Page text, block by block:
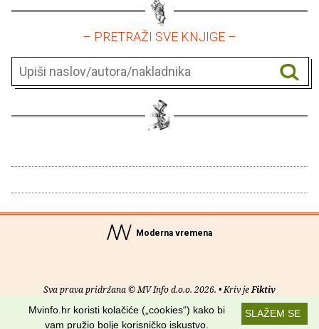
– PRETRAŽI SVE KNJIGE –
Moderna vremena
Sva prava pridržana © MV Info d.o.o. 2026. • Kriv jeFiktiv
Uvjeti korištenja RSS kanaliSLAŽEM SE
Mvinfo.hr koristi kolačiće („cookies“) kako bi
vam pružio bolje korisničko iskustvo.